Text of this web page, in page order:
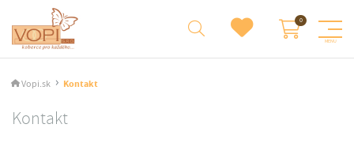
Vopi.sk Kontakt
Kontakt